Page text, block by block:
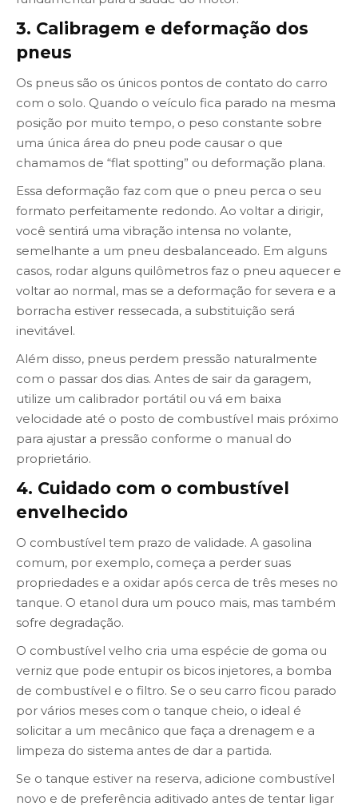
3. Calibragem e deformação dos
pneus
Os pneus são os únicos pontos de contato do carro
com o solo. Quando o veículo fica parado na mesma
posição por muito tempo, o peso constante sobre
uma única área do pneu pode causar o que
chamamos de “flat spotting” ou deformação plana.
Essa deformação faz com que o pneu perca o seu
formato perfeitamente redondo. Ao voltar a dirigir,
você sentirá uma vibração intensa no volante,
semelhante a um pneu desbalanceado. Em alguns
casos, rodar alguns quilômetros faz o pneu aquecer e
voltar ao normal, mas se a deformação for severa e a
borracha estiver ressecada, a substituição será
inevitável.
Além disso, pneus perdem pressão naturalmente
com o passar dos dias. Antes de sair da garagem,
utilize um calibrador portátil ou vá em baixa
velocidade até o posto de combustível mais próximo
para ajustar a pressão conforme o manual do
proprietário.
4. Cuidado com o combustível
envelhecido
O combustível tem prazo de validade. A gasolina
comum, por exemplo, começa a perder suas
propriedades e a oxidar após cerca de três meses no
tanque. O etanol dura um pouco mais, mas também
sofre degradação.
O combustível velho cria uma espécie de goma ou
verniz que pode entupir os bicos injetores, a bomba
de combustível e o filtro. Se o seu carro ficou parado
por vários meses com o tanque cheio, o ideal é
solicitar a um mecânico que faça a drenagem e a
limpeza do sistema antes de dar a partida.
Se o tanque estiver na reserva, adicione combustível
novo e de preferência aditivado antes de tentar ligar